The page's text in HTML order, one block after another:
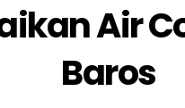
Air
Baros